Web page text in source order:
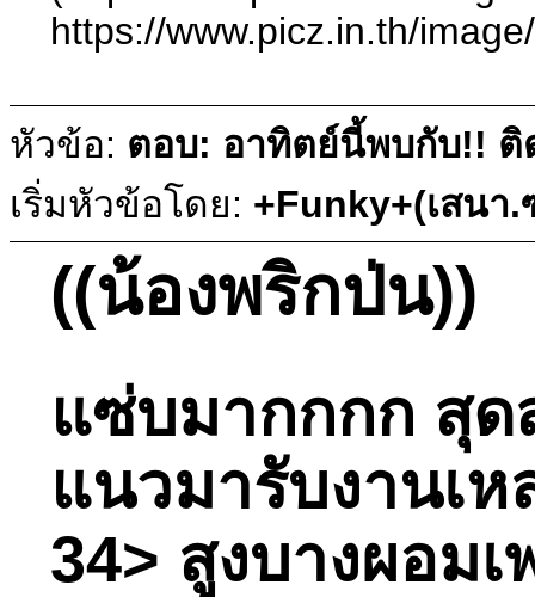
https://www.picz.in.th/
หัวข้อ: ตอบ: อาทิตย์นี้พบกับ!! ติ
เริ่มหัวข้อโดย: +Funky+(เสนา
((น้องพริกป่น))
แซ่บมากกกก สุด
แนวมารับงานเห
34> สูงบางผอม